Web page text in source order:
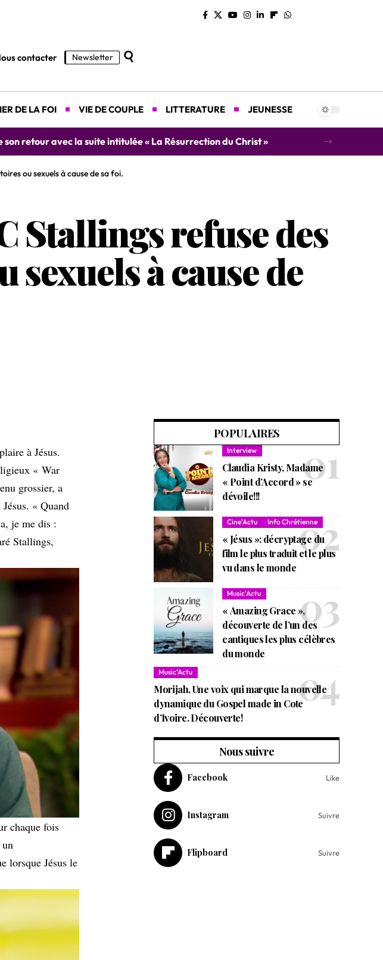
contacter Newsletter
DE LA FOI VIE DE COUPLE LITTERATURE JEUNESSE
prochain à Abidjan pour un concert caritatif au profit des orphelins
ou sexuels à cause de sa foi.
Stallings refuse des
à cause de
à Jésus.
« War
grossier, a
« Quand
je me dis :
Stallings,
chaque fois
lorsque Jésus le
POPULAIRES
Interview
Claudia Kristy, Madame
« Point d’Accord » se
dévoile!!!
Cine'Actu Info Chrétienne
« Jésus »: décryptage du
film le plus traduit et le plus
vu dans le monde
Music'Actu
« Amazing Grace »,
découverte de l’un des
cantiques les plus célèbres
du monde
Music'Actu
Morijah, Une voix qui marque la nouvelle
dynamique du Gospel made in Cote
d’Ivoire. Découverte!
Nous suivre
Facebook Like
Instagram Suivre
Flipboard Suivre